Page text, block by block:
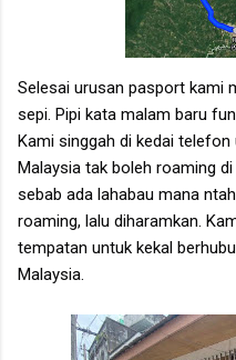
Selesai urusan pasport kami
sepi. Pipi kata malam baru
Kami singgah di kedai
Malaysia tak boleh roaming
sebab ada lahabau mana
roaming, lalu diharamkan.
tempatan untuk kekal
Malaysia.